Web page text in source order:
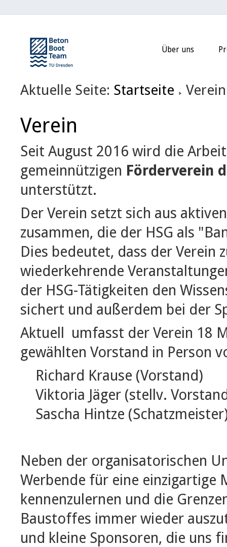
Über uns
Aktuelle Seite: Startseite
Verein
Seit August 2016 wird die
gemeinnützigen Förderverein
unterstützt.
Der Verein setzt sich aus
zusammen, die der HSG als
Dies bedeutet, dass der Verein
wiederkehrende
der HSG-Tätigkeiten den
sichert und außerdem bei der
Aktuell umfasst der Verein 18
gewählten Vorstand in Person
Richard Krause (Vorstand)
Viktoria Jäger (stellv.
Sascha Hintze
Neben der organisatorischen
Werbende für eine
kennenzulernen und die
Baustoffes immer wieder
und kleine Sponsoren, die uns